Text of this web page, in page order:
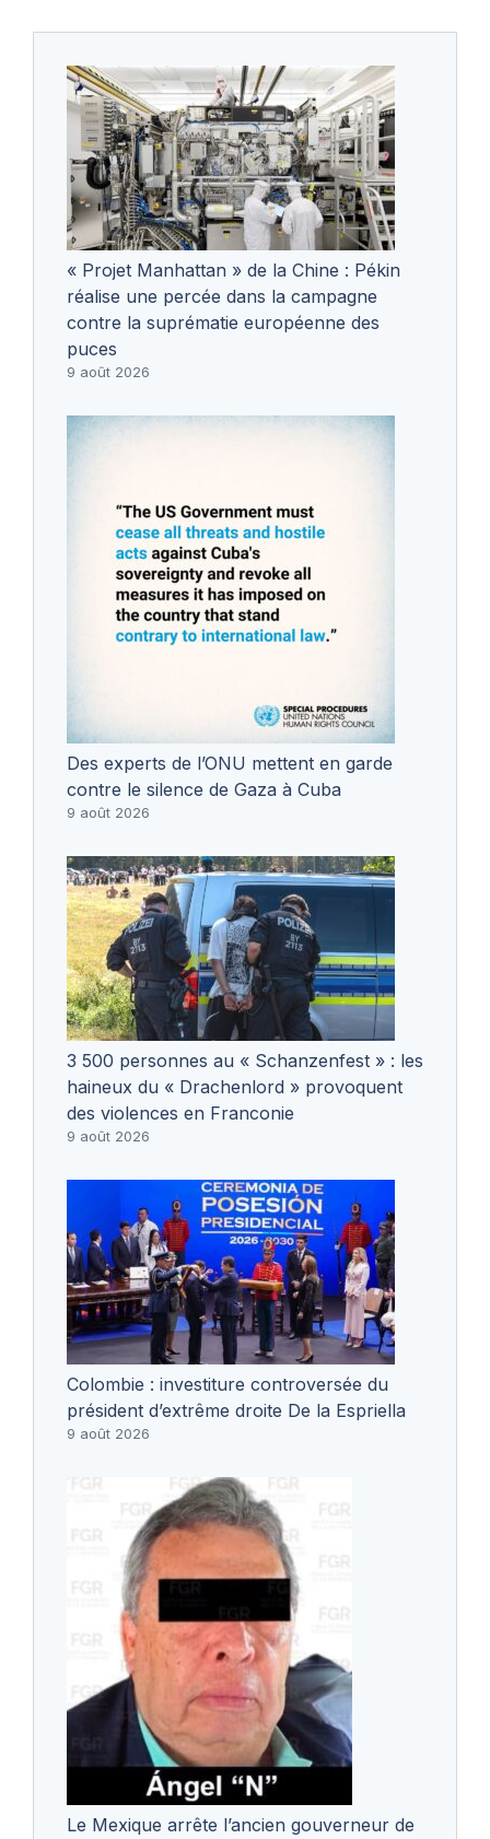
« Projet Manhattan » de la Chine : Pékin
réalise une percée dans la campagne
contre la suprématie européenne des
puces
9 août 2026
Des experts de l’ONU mettent en garde
contre le silence de Gaza à Cuba
9 août 2026
3 500 personnes au « Schanzenfest » : les
haineux du « Drachenlord » provoquent
des violences en Franconie
9 août 2026
Colombie : investiture controversée du
président d’extrême droite De la Espriella
9 août 2026
Le Mexique arrête l’ancien gouverneur de